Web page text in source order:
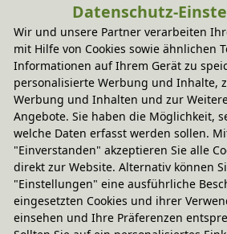
Baumscheiben
48,95 €
-20%
-20% Code
Regenbogen 6-teilig in
pastell, Grimm´s
33,95 €
-20%
Blaue
-20% Code
Kleine Erde, Grimm's
18,95 €
-20%
Datenschutz-
Wir und unsere Partner verarbeiten
mit Hilfe von Cookies sowie ähnlichen
Informationen auf Ihrem Gerät zu
personalisierte Werbung und Inhalte,
Werbung und Inhalten und zur
Angebote. Sie haben die Möglichkeit,
welche Daten erfasst werden sollen.
"Einverstanden" akzeptieren Sie alle
direkt zur Website. Alternativ können
"Einstellungen" eine ausführliche
eingesetzten Cookies und ihrer
einsehen und Ihre Präferenzen